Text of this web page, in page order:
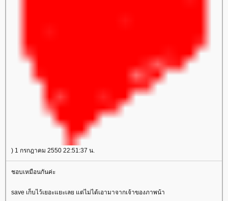
) 1 กรกฎาคม 2550 22:51:37 น.
ชอบเหมือนกันค่ะ
save เก็บไว้เยอะแยะเลย แต่ไม่ได้เอามาจากเจ้าของภาพน้า